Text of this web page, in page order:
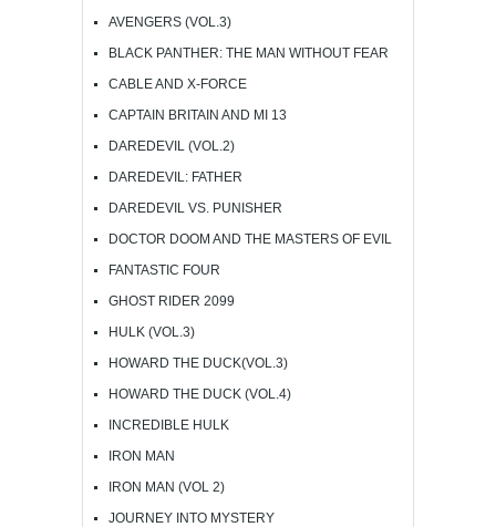
AVENGERS (VOL.3)
BLACK PANTHER: THE MAN WITHOUT FEAR
CABLE AND X-FORCE
CAPTAIN BRITAIN AND MI 13
DAREDEVIL (VOL.2)
DAREDEVIL: FATHER
DAREDEVIL VS. PUNISHER
DOCTOR DOOM AND THE MASTERS OF EVIL
FANTASTIC FOUR
GHOST RIDER 2099
HULK (VOL.3)
HOWARD THE DUCK(VOL.3)
HOWARD THE DUCK (VOL.4)
INCREDIBLE HULK
IRON MAN
IRON MAN (VOL 2)
JOURNEY INTO MYSTERY